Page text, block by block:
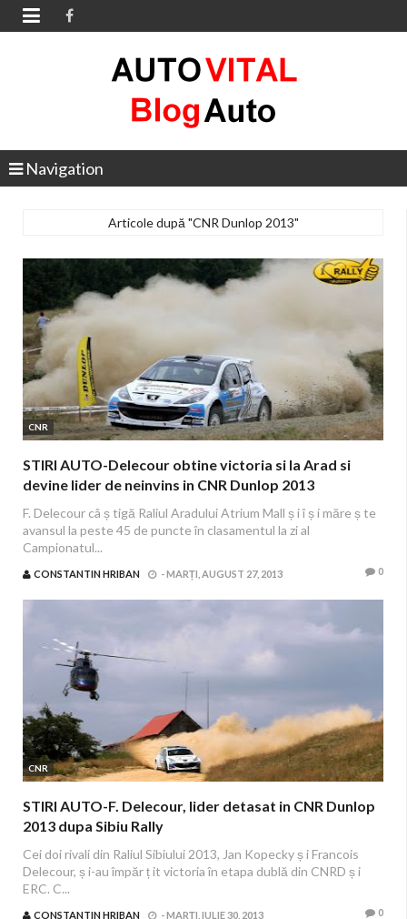

Navigation
Articole după "CNR Dunlop 2013"
CNR
STIRI AUTO-Delecour obtine victoria si la Arad si
devine lider de neinvins in CNR Dunlop 2013
F. Delecour câ ș tigă Raliul Aradului Atrium Mall ș i î ș i măre ș te
avansul la peste 45 de puncte în clasamentul la zi al
Campionatul...
CONSTANTIN HRIBAN -MARȚI, AUGUST 27, 2013 0
CNR
STIRI AUTO-F. Delecour, lider detasat in CNR Dunlop
2013 dupa Sibiu Rally
Cei doi rivali din Raliul Sibiului 2013, Jan Kopecky ș i Francois
Delecour, ș i-au împăr ț it victoria în etapa dublă din CNRD ș i
ERC. C...
CONSTANTIN HRIBAN -MARȚI, IULIE 30, 2013 0